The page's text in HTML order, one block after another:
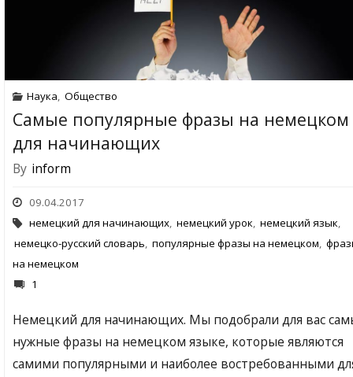
Наука, Общество
Самые популярные фразы на немецком
для начинающих
By inform
09.04.2017
немецкий для начинающих, немецкий урок, немецкий язык,
немецко-русский словарь, популярные фразы на немецком,
на немецком
1
Немецкий для начинающих. Мы подобрали для вас
нужные фразы на немецком языке, которые являются
самими популярными и наиболее востребованными